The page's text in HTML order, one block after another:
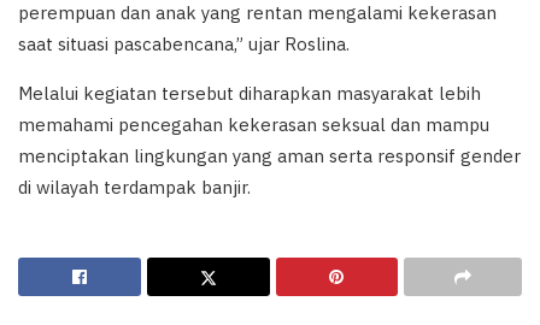
perempuan dan anak yang rentan mengalami kekerasan
saat situasi pascabencana,” ujar Roslina.
Melalui kegiatan tersebut diharapkan masyarakat lebih
memahami pencegahan kekerasan seksual dan mampu
menciptakan lingkungan yang aman serta responsif gender
di wilayah terdampak banjir.